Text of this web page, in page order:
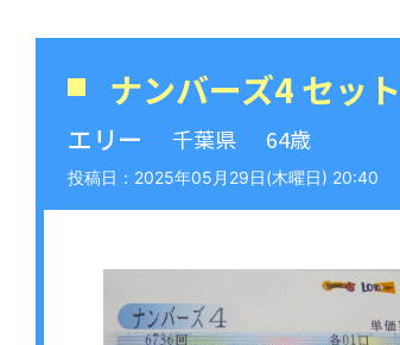
ナンバーズ4 セッ
エリー 千葉県 64歳
2025年05月29日(木曜日) 20:40